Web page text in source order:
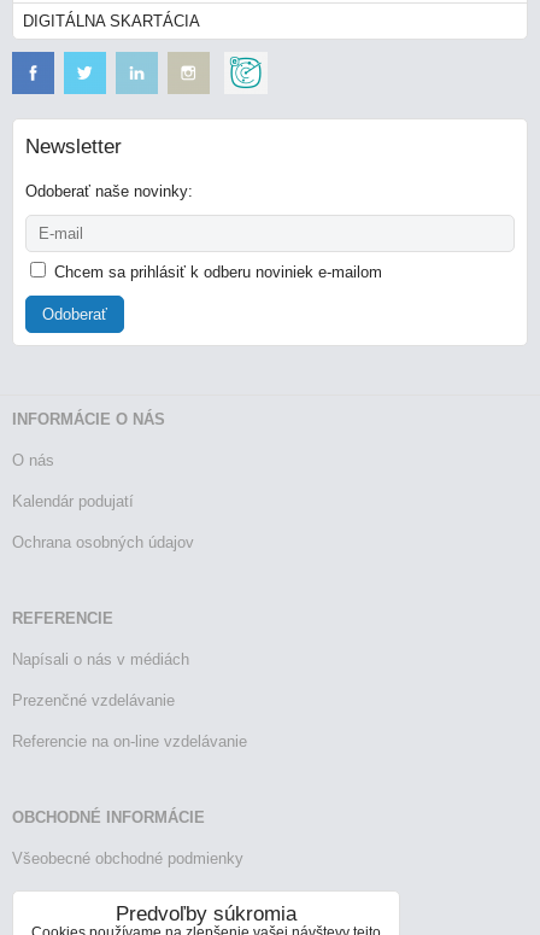
DIGITÁLNA SKARTÁCIA
Newsletter
Odoberať naše novinky:
Chcem sa prihlásiť k odberu noviniek e-mailom
Odoberať
INFORMÁCIE O NÁS
O nás
Kalendár podujatí
Ochrana osobných údajov
REFERENCIE
Napísali o nás v médiách
Prezenčné vzdelávanie
Referencie na on-line vzdelávanie
OBCHODNÉ INFORMÁCIE
Všeobecné obchodné podmienky
Reklamačný poriadok
Predvoľby súkromia